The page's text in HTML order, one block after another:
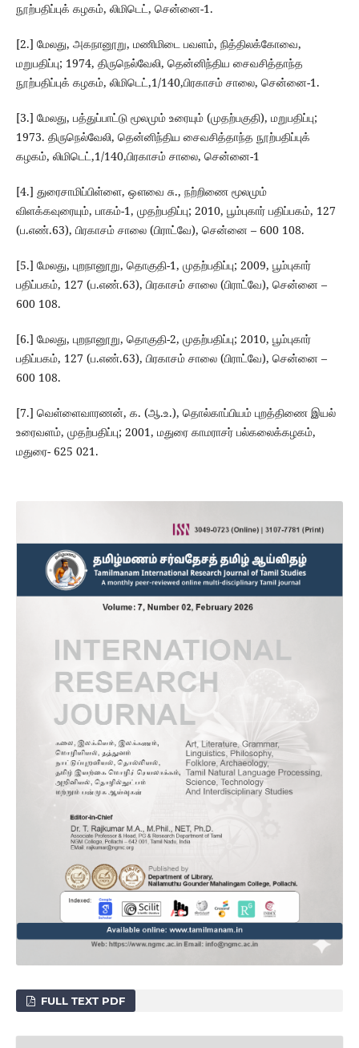
நூற்பதிப்புக் கழகம், லிமிடெட், சென்னை-1.
[2.] மேலது, அகநானூறு, மணிமிடை பவளம், நித்திலக்கோவை,
மறுபதிப்பு; 1974, திருநெல்வேலி, தென்னிந்திய சைவசித்தாந்த
நூற்பதிப்புக் கழகம், லிமிடெட்,1/140,பிரகாசம் சாலை, சென்னை-1.
[3.] மேலது, பத்துப்பாட்டு மூலமும் உரையும் (முதற்பகுதி), மறுபதிப்பு;
1973. திருநெல்வேலி, தென்னிந்திய சைவசித்தாந்த நூற்பதிப்புக்
கழகம், லிமிடெட்,1/140,பிரகாசம் சாலை, சென்னை-1
[4.] துரைசாமிப்பிள்ளை, ஔவை சு., நற்றிணை மூலமும்
விளக்கவுரையும், பாகம்-1, முதற்பதிப்பு; 2010, பூம்புகார் பதிப்பகம், 127
(ப.எண்.63), பிரகாசம் சாலை (பிராட்வே), சென்னை – 600 108.
[5.] மேலது, புறநானூறு, தொகுதி-1, முதற்பதிப்பு; 2009, பூம்புகார்
பதிப்பகம், 127 (ப.எண்.63), பிரகாசம் சாலை (பிராட்வே), சென்னை –
600 108.
[6.] மேலது, புறநானூறு, தொகுதி-2, முதற்பதிப்பு; 2010, பூம்புகார்
பதிப்பகம், 127 (ப.எண்.63), பிரகாசம் சாலை (பிராட்வே), சென்னை –
600 108.
[7.] வெள்ளைவாரணன், க. (ஆ.உ.), தொல்காப்பியம் புறத்திணை இயல்
உரைவளம், முதற்பதிப்பு; 2001, மதுரை காமராசர் பல்கலைக்கழகம்,
மதுரை- 625 021.
FULL TEXT PDF